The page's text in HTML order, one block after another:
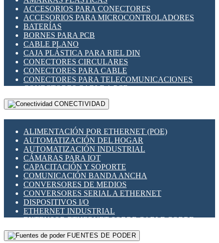
INDICADORES PARA PANEL
INTERFACES DE RELÉ
INTERRUPTORES FIN DE CARRERA
LLAVES CONMUTADORAS
MEDIDORES DE ENERGÍA Y TC'S DE CORRIENTE
MOTORES PASO A PASO
PANTALLAS HMI
PLC -CONTROLADORES LÓGICO PROGRAMABLES
PROGRAMADORES DE HORARIO
RELÉS DE PROTECCIÓN
SENSORES CAPACITIVOS
SENSORES INDUCTIVOS
TEMPORIZADORES
VARIACS
VARIADORES DE FRECUENCIA [VDF]
SECCIONADORES - INTERRUPTORES
MAQUINARIA
ACCESORIOS PARA CONECTORES
ACCESORIOS PARA MICROCONTROLADORES
BATERÍAS
BORNES PARA PCB
CABLE PLANO
CAJA PLÁSTICA PARA RIEL DIN
CONECTORES CIRCULARES
CONECTORES PARA CABLE
CONECTORES PARA TELECOMUNICACIONES
CONECTORES CABLE A PCB
CONECTORES PCB A CABLE
DIP SWITCHES
HERRAMIENTAS VARIAS
ILUMINACIÓN LED
INTERRUPTORES REED
INTERFACES DE RELÉ
OTROS RELÉS
PROTECCIÓN TÉRMICA
RELÉS AUTOMOTRICES
RELÉS DE SEÑAL
RELÉS DE ESTADO SÓLIDO SSR
RELÉS INDUSTRIALES
RELÉS MINIATURA DE POTENCIA
SENSORES MAGNÉTICOS
CONECTIVIDAD
ALIMENTACIÓN POR ETHERNET (POE)
AUTOMATIZACIÓN DEL HOGAR
AUTOMATIZACIÓN INDUSTRIAL
CÁMARAS PARA IOT
CAPACITACIÓN Y SOPORTE
COMUNICACIÓN BANDA ANCHA
CONVERSORES DE MEDIOS
CONVERSORES SERIAL A ETHERNET
DISPOSITIVOS I/O
ETHERNET INDUSTRIAL
EXTENSOR ETHERNET SOBRE CABLE COBRE
GATEWAY LORAWAN
GESTIÓN DE REDESFUENTES DE PODER